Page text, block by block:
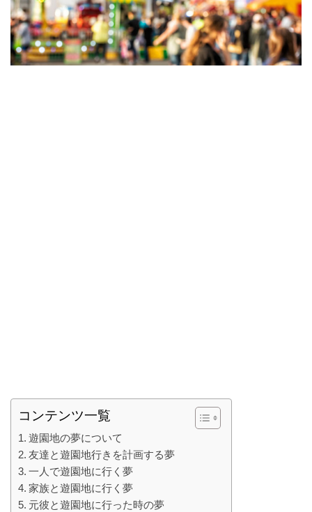
コンテンツ一覧
遊園地の夢について
友達と遊園地行きを計画する夢
一人で遊園地に行く夢
家族と遊園地に行く夢
元彼と遊園地に行った時の夢